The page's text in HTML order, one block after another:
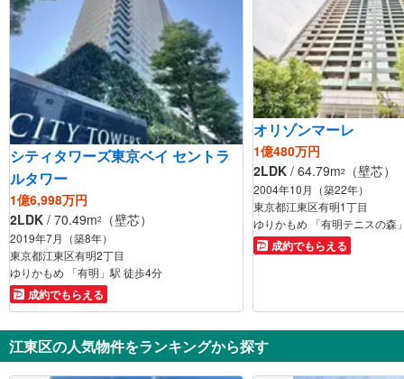
シティタワーズ東京ベイ セントラ
ルタワー
1億6,998万円
2LDK / 70.49m2 （壁芯）
2019年7月（築8年）
東京都江東区有明2丁目
ゆりかもめ 「有明」駅 徒歩4分
成約でもらえる
オリゾンマーレ
1億480万円
2LDK / 64.79m2 （壁芯）
2004年10月（築22年）
東京都江東区有明1丁目
ゆりかもめ 「有明テニスの森
成約でもらえる
江東区の人気物件をランキングから探す